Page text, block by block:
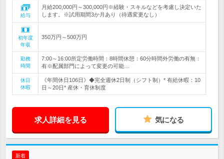
給与
月給200,000円～300,000円※経験・スキルなどを考慮し決定いた
します。※試用期間3か月あり（待遇変更なし）
初年度
年収
350万円～500万円
勤務
時間
7:00～16:00所定労働時間：8時間休憩：60分時間外労働の有無：
有※配属部門によって変更の可能…
休日
休暇
《年間休日106日》◆完全週休2日制（シフト制）* 有給休暇：10
日～20日* 産休・育休制度
求人詳細を見る 気になる
新着